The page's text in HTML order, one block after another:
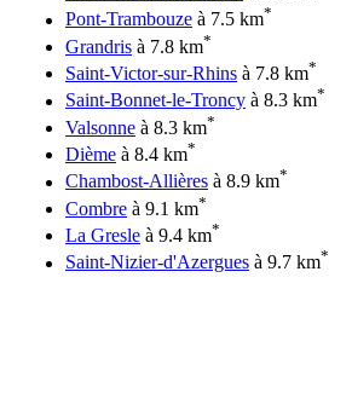
Pont-Trambouze à 7.5 km*
Grandris à 7.8 km*
Saint-Victor-sur-Rhins à 7.8 km*
Saint-Bonnet-le-Troncy à 8.3 km*
Valsonne à 8.3 km*
Dième à 8.4 km*
Chambost-Allières à 8.9 km*
Combre à 9.1 km*
La Gresle à 9.4 km*
Saint-Nizier-d'Azergues à 9.7 km*